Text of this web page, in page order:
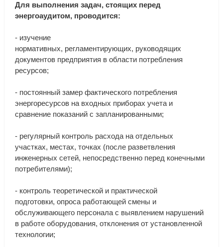
Для выполнения задач, стоящих перед
энергоаудитом, проводится:
- изучение
нормативных, регламентирующих, руководящих
документов предприятия в области потребления
ресурсов;
- постоянный замер фактического потребления
энергоресурсов на входных приборах учета и
сравнение показаний с запланированными;
- регулярный контроль расхода на отдельных
участках, местах, точках (после разветвления
инженерных сетей, непосредственно перед конечными
потребителями);
- контроль теоретической и практической
подготовки, опроса работающей смены и
обслуживающего персонала с выявлением нарушений
в работе оборудования, отклонения от установленной
технологии;